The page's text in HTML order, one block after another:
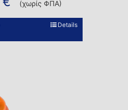
(χωρίς ΦΠΑ)
Details